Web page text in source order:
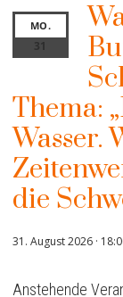
MO.
31
Thema:
Wasser.
die
31. August 2026 ·
Anstehende